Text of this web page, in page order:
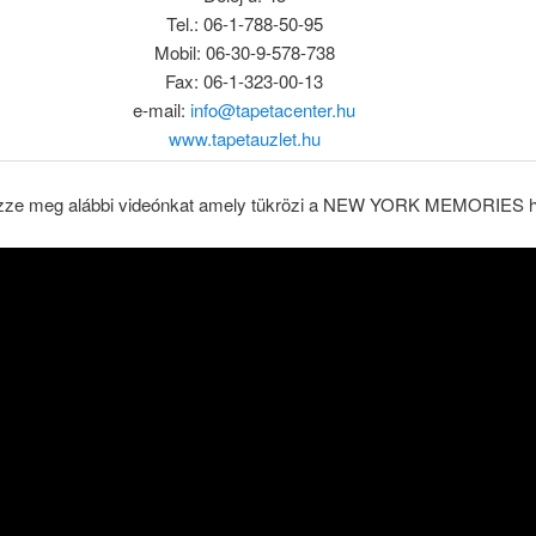
Tel.: 06-1-788-50-95
Mobil: 06-30-9-578-738
Fax: 06-1-323-00-13
e-mail:info@tapetacenter.hu
www.tapetauzlet.hu
meg alábbi videónkat amely tükrözi a NEW YORK MEMORIES